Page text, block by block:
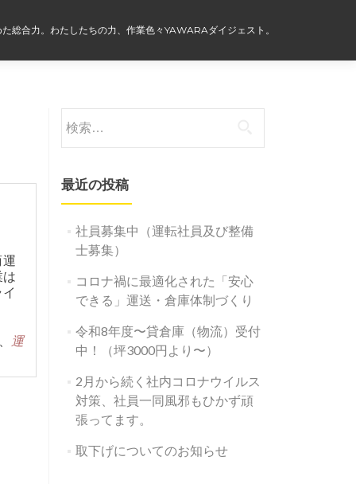
総合力。わたしたちの力、作業色々YAWARAダイジェスト。
は
運
索:
最近の投稿
社員募集中（運転社員及び整備
士募集）
コロナ禍に最適化された「安心
できる」運送・倉庫体制づくり
令和8年度〜貸倉庫（物流）受付
中！（坪3000円より〜）
2月から続く社内コロナウイルス
対策、社員一同風邪もひかず頑
張ってます。
取下げについてのお知らせ